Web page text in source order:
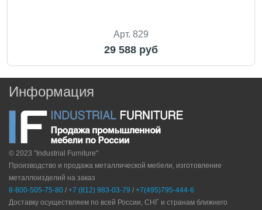
Арт. 829
29 588 руб
Информация
© 2023 "Industrial Furniture"
Производство и продажа металлической мебели, изготовление
металлоизделий на заказ
8-800-505-75-80 / +7 (812) 983-03-79 / +7(495)795-444-6
Доставку осуществляем по всей России, СНГ и странам ближнего